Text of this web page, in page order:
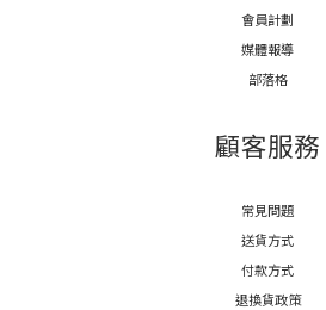
會員計劃
媒體報導
部落格
顧客服務
常見問題
送貨方式
付款方式
退換貨政策